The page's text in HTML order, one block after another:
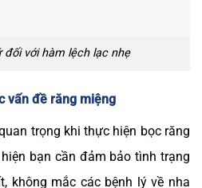
đối với hàm lệch lạc nhẹ
vấn đề răng miệng
trọng khi thực hiện bọc răng
bạn cần đảm bảo tình trạng
không mắc các bệnh lý về nha